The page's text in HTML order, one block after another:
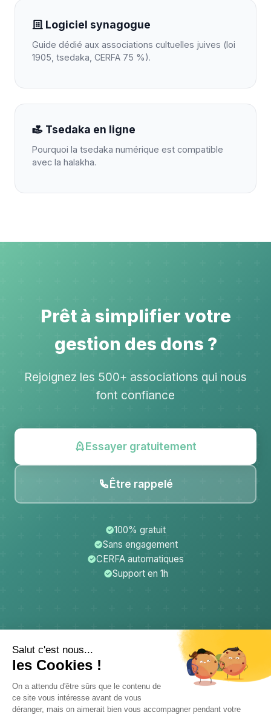
Logiciel synagogue
Guide dédié aux associations cultuelles juives (loi
1905, tsedaka, CERFA 75 %).
Tsedaka en ligne
Pourquoi la tsedaka numérique est compatible
avec la halakha.
Prêt à simplifier votre
gestion des dons ?
Rejoignez les 500+ associations qui nous
font confiance
Essayer gratuitement
Être rappelé
100% gratuit
Sans engagement
CERFA automatiques
Support en 1h
CerfApp
DonateursMentions légalesConfidentialité